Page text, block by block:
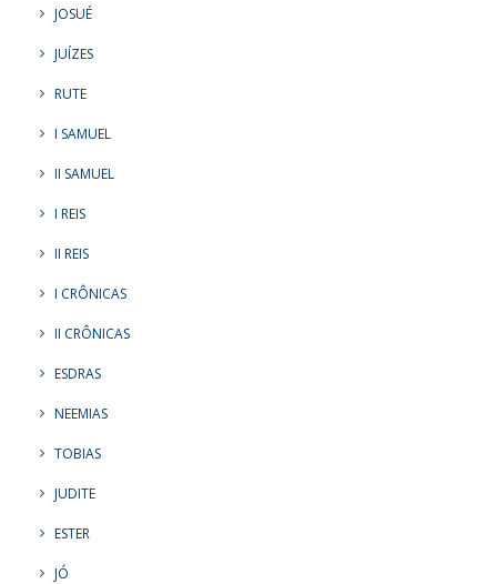
JOSUÉ
JUÍZES
RUTE
I SAMUEL
II SAMUEL
I REIS
II REIS
I CRÔNICAS
II CRÔNICAS
ESDRAS
NEEMIAS
TOBIAS
JUDITE
ESTER
JÓ